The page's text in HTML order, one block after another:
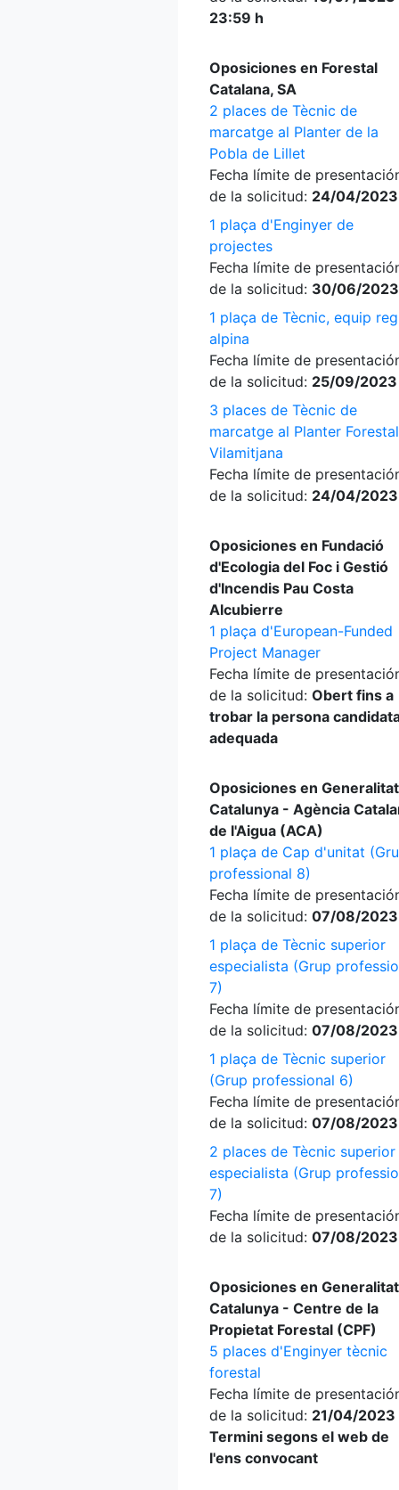
23:59 h
Oposiciones en Forestal
Catalana, SA
2 places de Tècnic de
marcatge al Planter de la
Pobla de Lillet
Fecha límite de
de la solicitud: 24/04/2023
1 plaça d'Enginyer de
projectes
Fecha límite de
de la solicitud: 30/06/2023
1 plaça de Tècnic, equip
alpina
Fecha límite de
de la solicitud: 25/09/2023
3 places de Tècnic de
marcatge al Planter
Vilamitjana
Fecha límite de
de la solicitud: 24/04/2023
Oposiciones en Fundació
d'Ecologia del Foc i Gestió
d'Incendis Pau Costa
Alcubierre
1 plaça d'European-Funded
Project Manager
Fecha límite de
de la solicitud: Obert fins a
trobar la persona
adequada
Oposiciones en
Catalunya - Agència
de l'Aigua (ACA)
1 plaça de Cap d'unitat
professional 8)
Fecha límite de
de la solicitud: 07/08/2023
1 plaça de Tècnic superior
especialista (Grup
7)
Fecha límite de
de la solicitud: 07/08/2023
1 plaça de Tècnic superior
(Grup professional 6)
Fecha límite de
de la solicitud: 07/08/2023
2 places de Tècnic superior
especialista (Grup
7)
Fecha límite de
de la solicitud: 07/08/2023
Oposiciones en
Catalunya - Centre de la
Propietat Forestal (CPF)
5 places d'Enginyer tècnic
forestal
Fecha límite de
de la solicitud: 21/04/2023
Termini segons el web de
l'ens convocant